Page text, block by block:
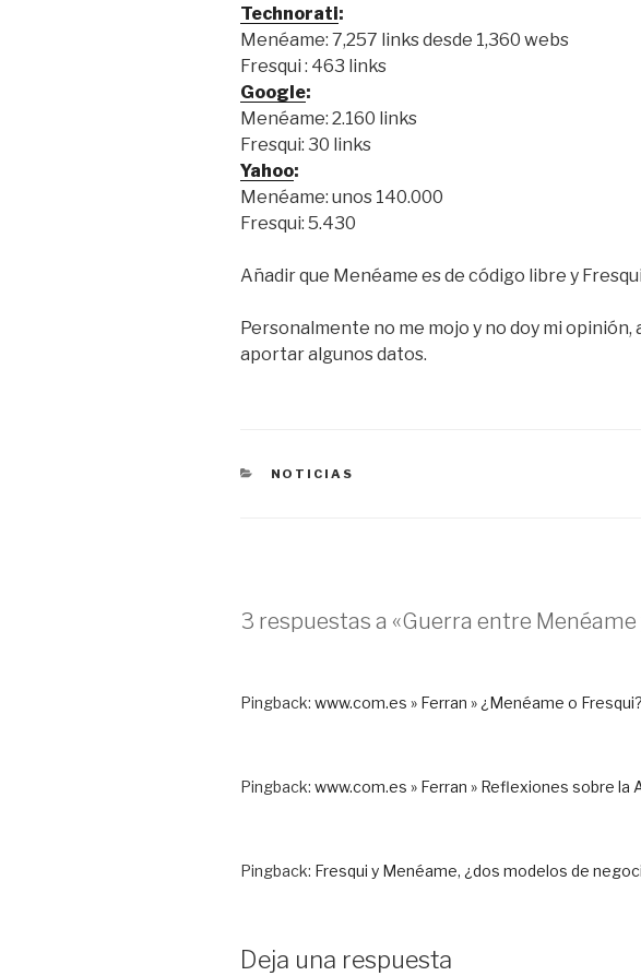
Technorati:
Menéame: 7,257 links desde 1,360 webs
Fresqui : 463 links
Google:
Menéame: 2.160 links
Fresqui: 30 links
Yahoo:
Menéame: unos 140.000
Fresqui: 5.430
Añadir que Menéame es de código libre y
Personalmente no me mojo y no doy mi opinión,
aportar algunos datos.
CATEGORÍAS
NOTICIAS
3 respuestas a «Guerra entre Menéame
Pingback: www.com.es » Ferran » ¿Menéame o
Pingback: www.com.es » Ferran » Reflexiones sobre la
Pingback: Fresqui y Menéame, ¿dos modelos de
Deja una respuesta